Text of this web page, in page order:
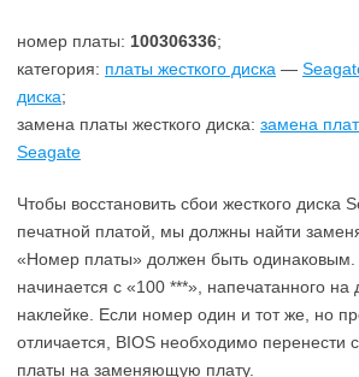
номер платы: 100306336;
категория: платы жесткого диска —
диска;
замена платы жесткого диска: замена
Seagate
Чтобы восстановить сбои жесткого диска
печатной платой, мы должны найти
«Номер платы» должен быть
начинается с «100 ***», напечатанного на
наклейке. Если номер один и тот же, но
отличается, BIOS необходимо перенести
платы на заменяющую плату.